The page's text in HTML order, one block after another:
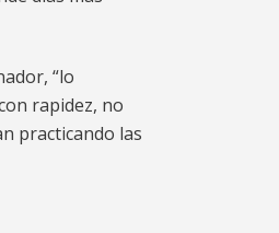
“lo
rapidez, no
practicando las